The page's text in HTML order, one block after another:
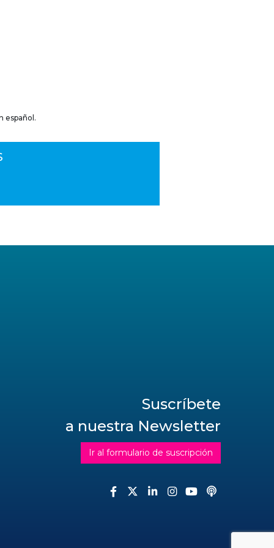
español.
Suscríbete
a nuestra Newsletter
Ir al formulario de suscripción